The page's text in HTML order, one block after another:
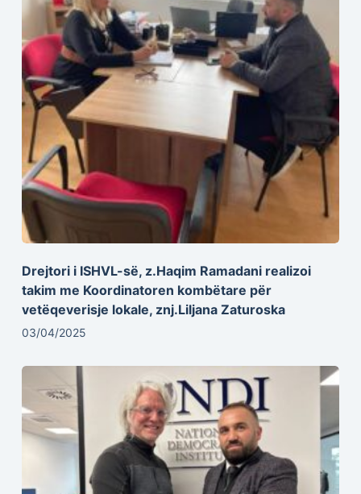
Drejtori i ISHVL-së, z.Haqim Ramadani realizoi
takim me Koordinatoren kombëtare për
vetëqeverisje lokale, znj.Liljana Zaturoska
03/04/2025